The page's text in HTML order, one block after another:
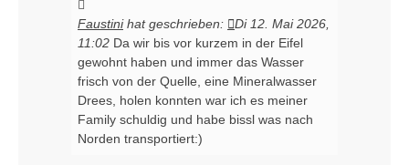
Faustinihat geschrieben:
Di 12. Mai 2026,
11:02 Da wir bis vor kurzem in der Eifel
gewohnt haben und immer das Wasser
frisch von der Quelle, eine Mineralwasser
Drees, holen konnten war ich es meiner
Family schuldig und habe bissl was nach
Norden transportiert:)